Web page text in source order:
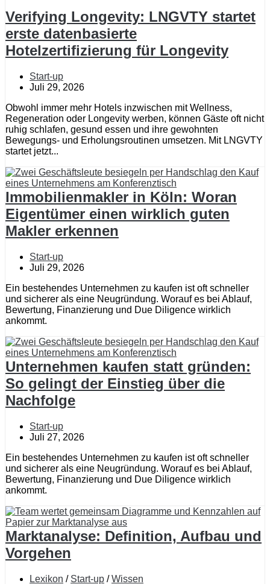
Verifying Longevity: LNGVTY startet
erste datenbasierte
Hotelzertifizierung für Longevity
Start-up
Juli 29, 2026
Obwohl immer mehr Hotels inzwischen mit Wellness,
Regeneration oder Longevity werben, können Gäste oft nicht
ruhig schlafen, gesund essen und ihre gewohnten
Bewegungs- und Erholungsroutinen umsetzen. Mit LNGVTY
startet jetzt...
Immobilienmakler in Köln: Woran
Eigentümer einen wirklich guten
Makler erkennen
Start-up
Juli 29, 2026
Ein bestehendes Unternehmen zu kaufen ist oft schneller
und sicherer als eine Neugründung. Worauf es bei Ablauf,
Bewertung, Finanzierung und Due Diligence wirklich
ankommt.
Unternehmen kaufen statt gründen:
So gelingt der Einstieg über die
Nachfolge
Start-up
Juli 27, 2026
Ein bestehendes Unternehmen zu kaufen ist oft schneller
und sicherer als eine Neugründung. Worauf es bei Ablauf,
Bewertung, Finanzierung und Due Diligence wirklich
ankommt.
Marktanalyse: Definition, Aufbau und
Vorgehen
Lexikon / Start-up /Wissen